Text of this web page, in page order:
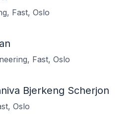
Fast, Oslo
Fast, Oslo
Bjerkeng Scherjon
Oslo